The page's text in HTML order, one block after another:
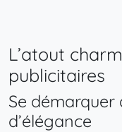
L’atout
publicitaires
Se démarquer
d’élégance